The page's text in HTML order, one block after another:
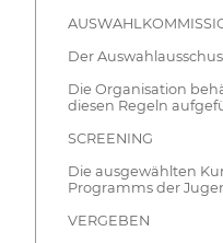
Der
Die Organisation
diesen Regeln
SCREENING
Die ausgewählten
Programms der
VERGEBEN